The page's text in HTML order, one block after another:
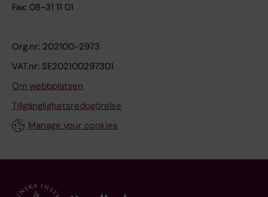
Fax: 08-31 11 01
Org.nr: 202100-2973
VAT.nr: SE202100297301
Om webbplatsen
Tillgänglighetsredogörelse
Manage your cookies